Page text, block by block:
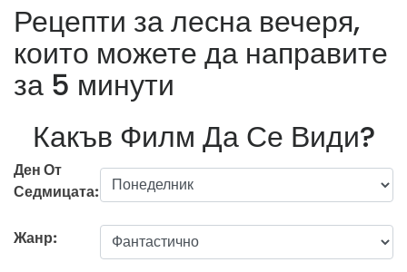
Рецепти за лесна вечеря,
които можете да направите
за 5 минути
Какъв Филм Да Се Види?
Ден От
Седмицата:
Жанр: